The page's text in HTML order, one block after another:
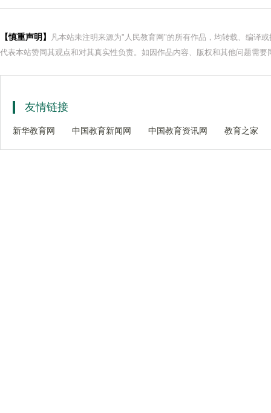
【慎重声明】
凡本站未注明来源为"人民教育网"的所有作品，均转载、编译
代表本站赞同其观点和对其真实性负责。如因作品内容、版权和其他问题需
友情链接
新华教育网 中国教育新闻网 中国教育资讯网 教育之家